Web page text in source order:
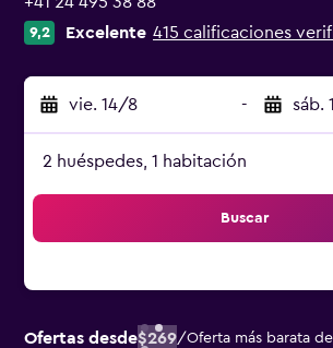
9,2 Excelente 415 calificaciones
vie. 14/8 - sáb.
2 huéspedes, 1 habitación
Buscar
Ofertas desde$269/Oferta más barata